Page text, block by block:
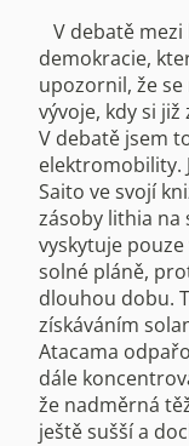
V debatě mezi
demokracie,
upozornil, že
vývoje, kdy si
V debatě jsem
elektromobility.
Saito ve svojí
zásoby lithia na
vyskytuje
solné pláně,
dlouhou dobu.
získáváním
Atacama
dále
že nadměrná
ještě sušší a